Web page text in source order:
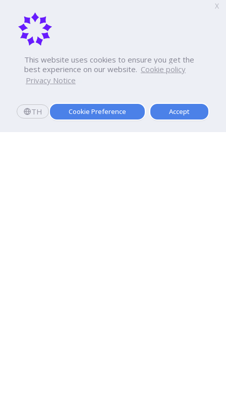
This website uses cookies to ensure you get the
best experience on our website. Cookie policy
Privacy Notice
TH Cookie Preference Accept
X